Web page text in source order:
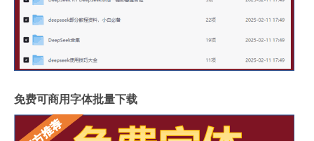
免费可商用字体批量下载